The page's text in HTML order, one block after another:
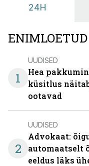
24H
ENIMLOETUD
1
UUDISED
Hea
küsitlus
ootavad
2
UUDISED
Advokaat:
automaatselt
eeldus läks